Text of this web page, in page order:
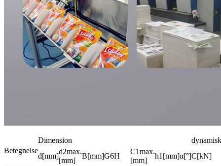
Betegnelse
Dimension
dynamisk
d[mm]
d2max.
[mm]
B[mm]G6H
C1max.
[mm]
h1[mm]α[°]C[kN]